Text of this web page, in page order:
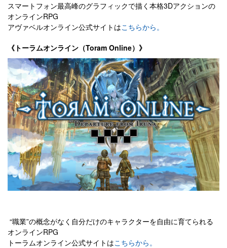
スマートフォン最高峰のグラフィックで描く本格3Dアクションの
オンラインRPG
アヴァベルオンライン公式サイトはこちらから。
《トーラムオンライン（Toram Online）》
“職業”の概念がなく自分だけのキャラクターを自由に育てられる
オンラインRPG
トーラムオンライン公式サイトはこちらから。